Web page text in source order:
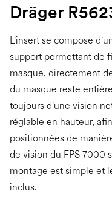
Dräger
L'insert se compose
support permettant de
masque, directement
du masque reste
toujours d'une vision
réglable en hauteur,
positionnées de
de vision du FPS 7000
montage est simple et
inclus.